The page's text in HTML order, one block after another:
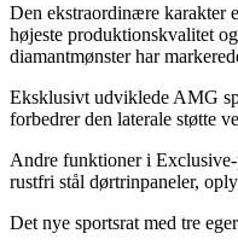
Den ekstraordinære karakter
højeste produktionskvalitet
diamantmønster har
Eksklusivt udviklede AMG
forbedrer den laterale støtte
Andre funktioner i
rustfri stål dørtrinpaneler,
Det nye sportsrat med tre